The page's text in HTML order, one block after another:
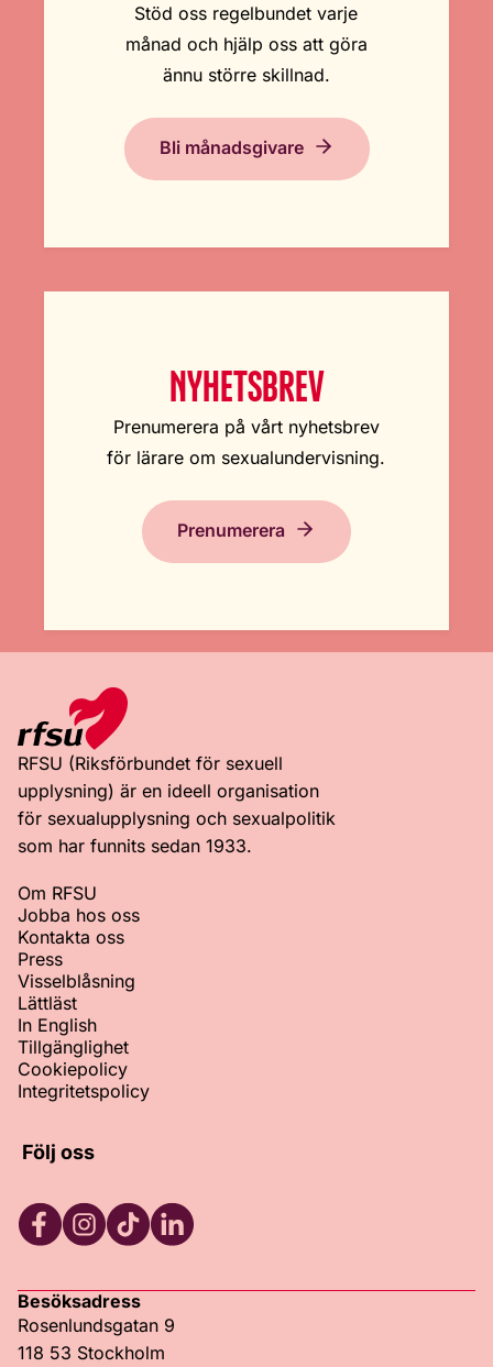
Stöd oss regelbundet varje
månad och hjälp oss att göra
ännu större skillnad.
Bli månadsgivare
NYHETSBREV
Prenumerera på vårt nyhetsbrev
för lärare om sexualundervisning.
Prenumerera
RFSU (Riksförbundet för sexuell
upplysning) är en ideell organisation
för sexualupplysning och sexualpolitik
som har funnits sedan 1933.
Om RFSU
Jobba hos oss
Kontakta oss
Press
Visselblåsning
Lättläst
In English
Tillgänglighet
Cookiepolicy
Integritetspolicy
Följ oss
Besöksadress
Rosenlundsgatan 9
118 53 Stockholm